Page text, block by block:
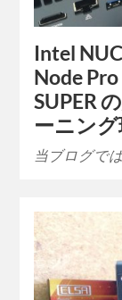
Intel
Node
SUPER
ーニン
当ブログで